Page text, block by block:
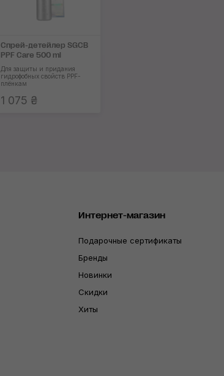
Спрей-детейлер SGCB
PPF Care 500 ml
Для защиты и придания
гидрофобных свойств PPF-
плёнкам
1 075 ₴
Интернет-магазин
Подарочные сертификаты
Бренды
Новинки
Скидки
Хиты